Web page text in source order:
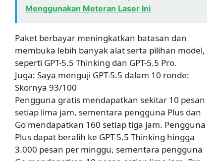
Menggunakan Meteran Laser Ini
Paket berbayar meningkatkan batasan dan
membuka lebih banyak alat serta pilihan model,
seperti GPT-5.5 Thinking dan GPT-5.5 Pro.
Juga: Saya menguji GPT-5.5 dalam 10 ronde:
Skornya 93/100
Pengguna gratis mendapatkan sekitar 10 pesan
setiap lima jam, sementara pengguna Plus dan
Go mendapatkan 160 setiap tiga jam. Pengguna
Plus dapat beralih ke GPT-5.5 Thinking hingga
3.000 pesan per minggu, sementara pengguna